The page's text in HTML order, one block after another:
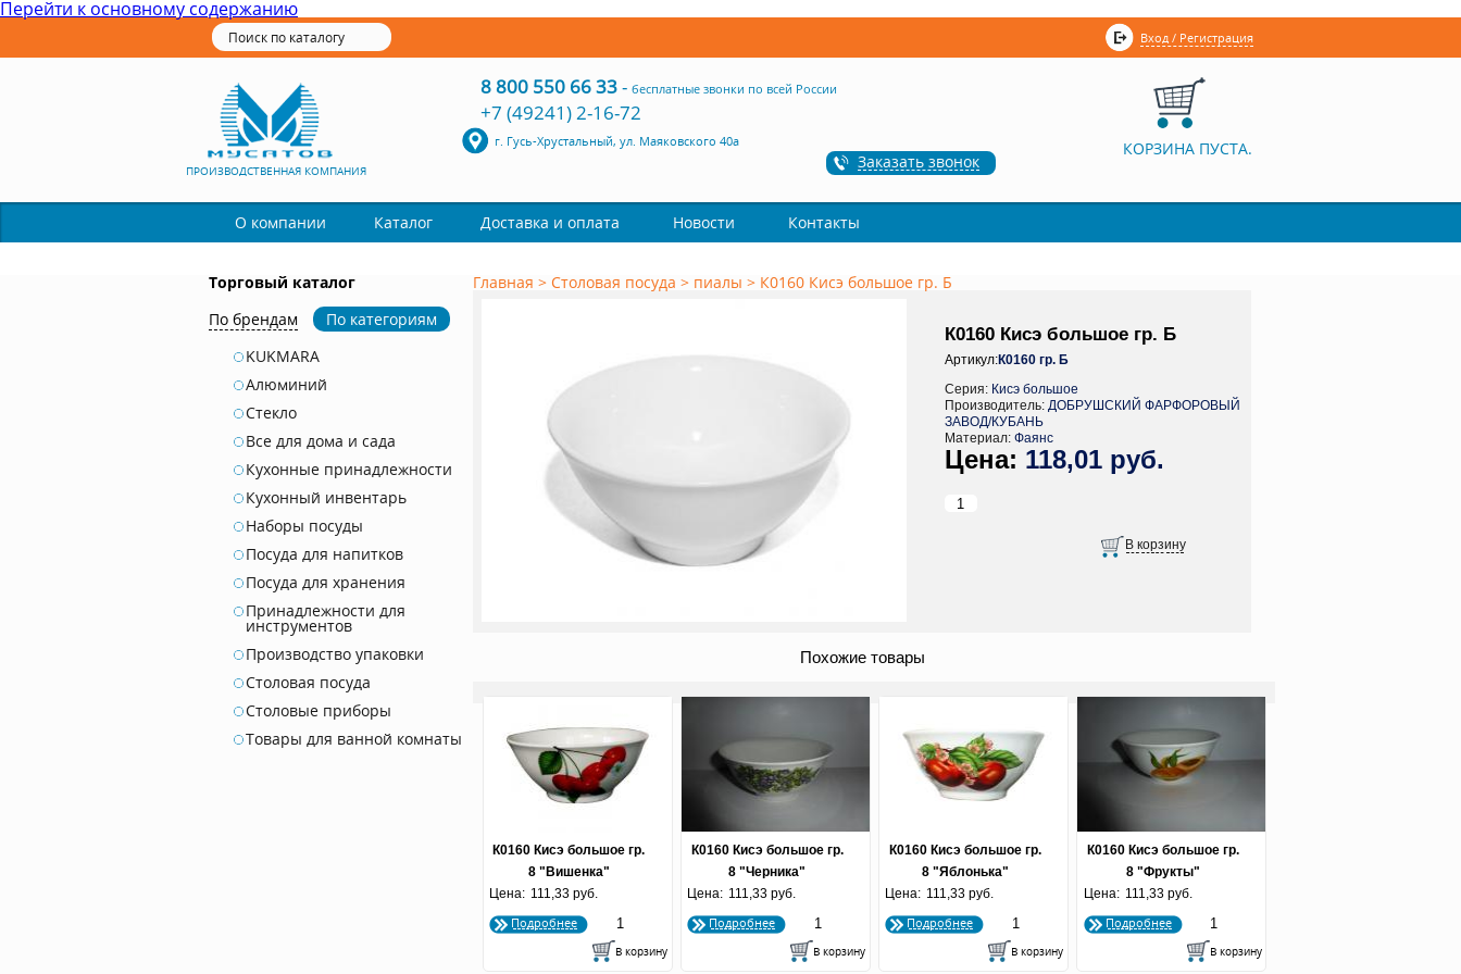
Перейти к основному содержанию
Вход / Регистрация
ПРОИЗВОДСТВЕННАЯ КОМПАНИЯ
8 800 550 66 33- бесплатные звонки по всей России
+7 (49241) 2-16-72
г. Гусь-Хрустальный, ул. Маяковского 40а
Заказать звонок
КОРЗИНА ПУСТА.
О компании Каталог Доставка и оплата Новости Контакты
Торговый каталог
По брендам
По категориям
KUKMARA
Алюминий
Стекло
Все для дома и сада
Кухонные принадлежности
Кухонный инвентарь
Наборы посуды
Посуда для напитков
Посуда для хранения
Принадлежности для
инструментов
Производство упаковки
Столовая посуда
Столовые приборы
Товары для ванной комнаты
Главная > Столовая посуда > пиалы > К0160 Кисэ большое гр. Б
К0160 Кисэ большое гр. Б
Артикул:К0160 гр. Б
Серия: Кисэ большое
Производитель: ДОБРУШСКИЙ ФАРФОРОВЫЙ
ЗАВОД/КУБАНЬ
Материал: Фаянс
118,01 руб.
Похожие товары
К0160 Кисэ большое гр.
8 "Вишенка"
Цена: 111,33 руб.
Подробнее
К0160 Кисэ большое гр.
8 "Черника"
Цена: 111,33 руб.
Подробнее
К0160 Кисэ большое гр.
8 "Яблонька"
Цена: 111,33 руб.
Подробнее
К0160 Кисэ большое гр.
8 "Фрукты"
Цена: 111,33 руб.
Подробнее